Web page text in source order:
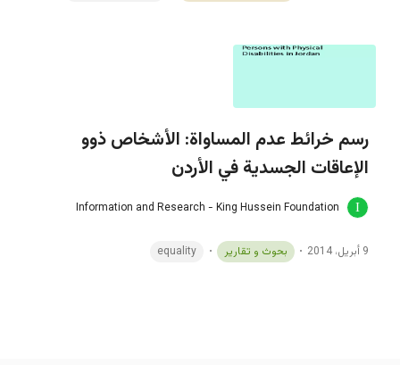
رسم خرائط عدم المساواة: الأشخاص ذوو
الإعاقات الجسدية في الأردن
Information and Research - King Hussein Foundation
9 أبريل، 2014 بحوث و تقارير equality